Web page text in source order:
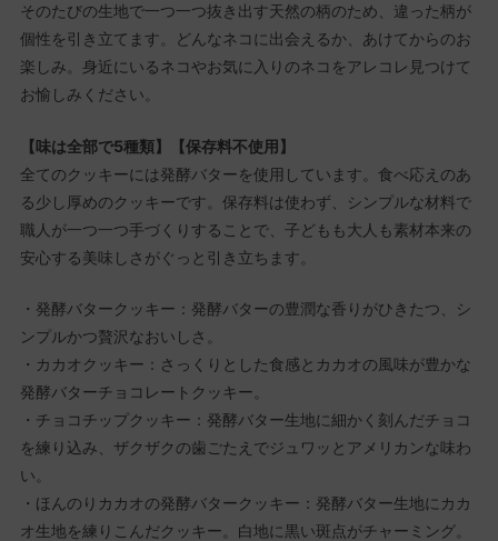
そのたびの生地で一つ一つ抜き出す天然の柄のため、違った柄が
個性を引き立てます。どんなネコに出会えるか、あけてからのお
楽しみ。身近にいるネコやお気に入りのネコをアレコレ見つけて
お愉しみください。
【味は全部で5種類】【保存料不使用】
全てのクッキーには発酵バターを使用しています。食べ応えのあ
る少し厚めのクッキーです。保存料は使わず、シンプルな材料で
職人が一つ一つ手づくりすることで、子どもも大人も素材本来の
安心する美味しさがぐっと引き立ちます。
・発酵バタークッキー：発酵バターの豊潤な香りがひきたつ、シ
ンプルかつ贅沢なおいしさ。
・カカオクッキー：さっくりとした食感とカカオの風味が豊かな
発酵バターチョコレートクッキー。
・チョコチップクッキー：発酵バター生地に細かく刻んだチョコ
を練り込み、ザクザクの歯ごたえでジュワッとアメリカンな味わ
い。
・ほんのりカカオの発酵バタークッキー：発酵バター生地にカカ
オ生地を練りこんだクッキー。白地に黒い斑点がチャーミング。